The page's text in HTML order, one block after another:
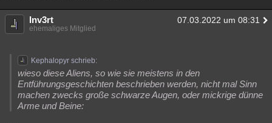
Inv3rt 07.03.2022 um 08:31
ehemaliges Mitglied
Kephalopyr schrieb:
wieso diese Aliens, so wie sie meistens in den
Entführungsgeschichten beschrieben werden, nicht mal Sinn
machen zwecks große schwarze Augen, oder mickrige dünne
Arme und Beine: